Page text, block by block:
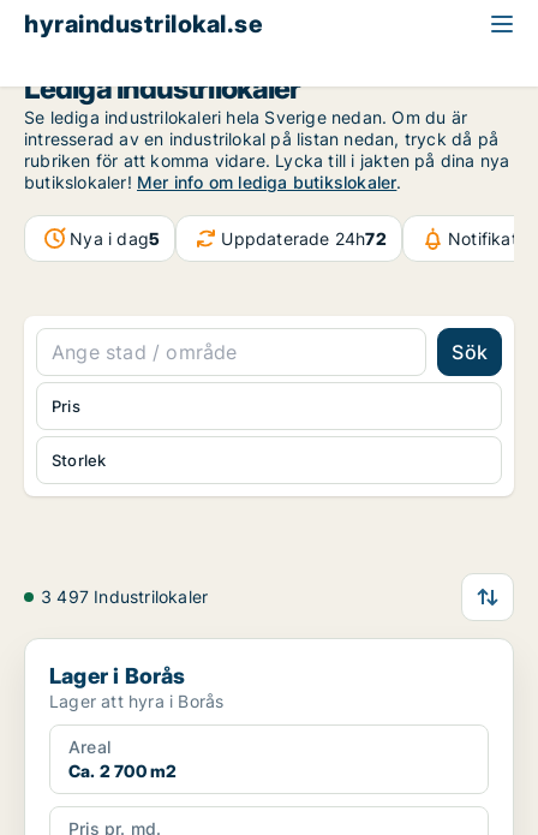
hyraindustrilokal.se
Lediga industrilokaler
Se lediga industrilokaleri hela Sverige nedan. Om du är
intresserad av en industrilokal på listan nedan, tryck då på
rubriken för att komma vidare. Lycka till i jakten på dina nya
butikslokaler! Mer info om lediga butikslokaler.
Nya i dag5 Uppdaterade 24h72
Sök
Storlek
Pris
3 497 Industrilokaler
Lager i Borås
Lager i Borås
Lager att hyra i Borås
Areal
Ca. 2 700 m2
Pris pr. md.